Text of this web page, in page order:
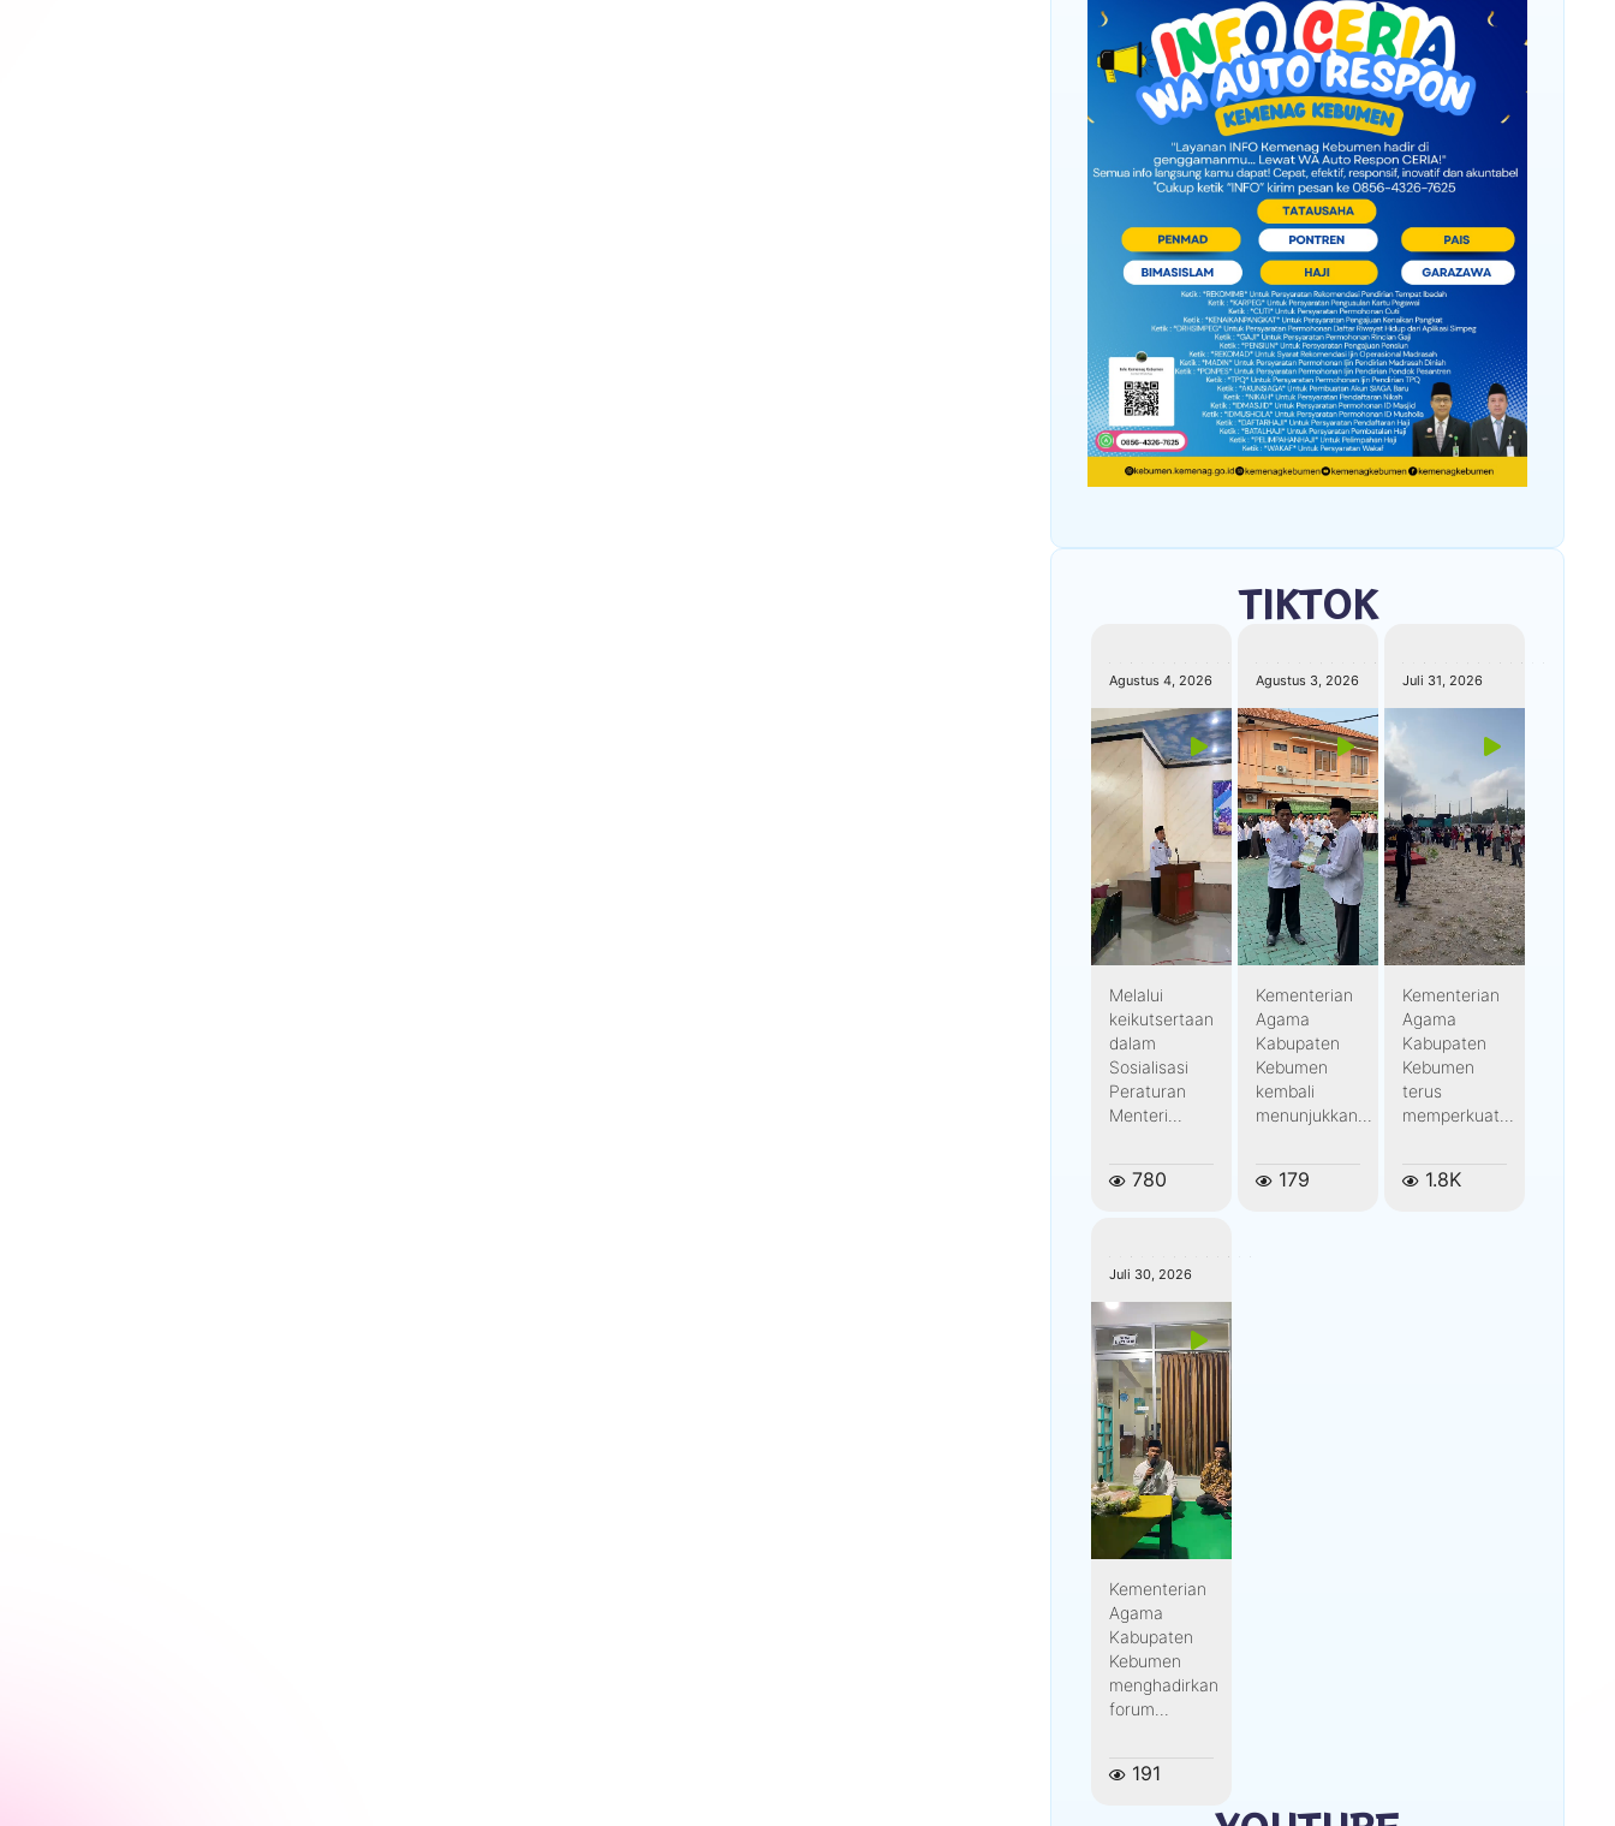
TIKTOK
Agustus 4, 2026
Melalui
keikutsertaan
dalam
Sosialisasi
Peraturan
Menteri...
780
Agustus 3, 2026
Kementerian
Agama
Kabupaten
Kebumen
kembali
menunjukkan...
179
Juli 31, 2026
Kementerian
Agama
Kabupaten
Kebumen
terus
memperkuat...
1.8K
Juli 30, 2026
Kementerian
Agama
Kabupaten
Kebumen
menghadirkan
forum...
191